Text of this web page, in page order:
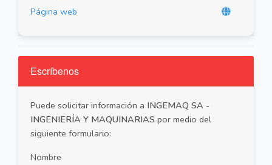
Página web
Escríbenos
Puede solicitar información a INGEMAQ SA -
INGENIERÍA Y MAQUINARIAS por medio del
siguiente formulario:
Nombre